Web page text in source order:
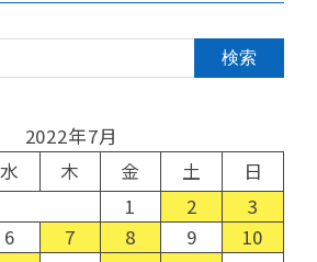
2022年7月
水 木 金 土
日
1
2
3
6 7 8 9
10